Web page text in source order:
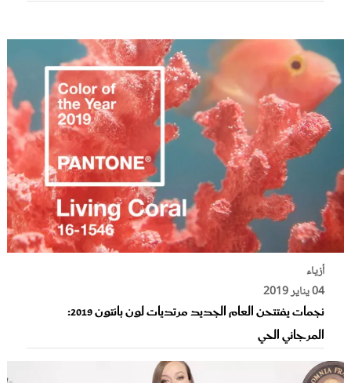
أزياء
04 يناير 2019
نجمات يفتتحن العام الجديد مرتديات لون بانتون 2019:
المرجاني الحي